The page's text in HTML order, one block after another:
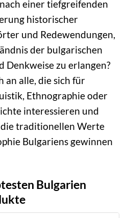
einer tiefgreifenden
historischer
und Redewendungen,
der bulgarischen
Denkweise zu erlangen?
an alle, die sich für
Ethnographie oder
interessieren und
traditionellen Werte
Bulgariens gewinnen
Bulgarien